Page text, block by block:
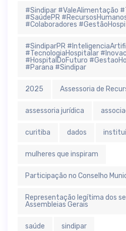
#Sindipar #ValeAlimentação
#SaúdePR
#Colaboradores
#SindiparPR
#TecnologiaHospitalar
#HospitalDoFuturo
#Parana #Sindipar
2025 Assessoria de
assessoria jurídica
curitiba dados
mulheres que inspiram
Participação no Conselho
Representação legítima dos
Assembleias Gerais
saúde sindipar